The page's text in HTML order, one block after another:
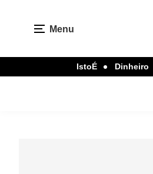
Menu
IstoÉ Dinheiro